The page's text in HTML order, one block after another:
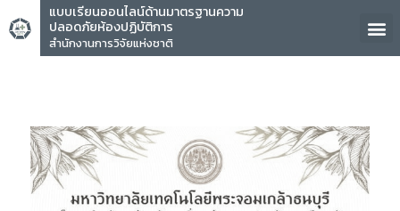
แบบเรียนออนไลน์ด้านมาตรฐานความ
ปลอดภัยห้องปฏิบัติการ
สำนักงานการวิจัยแห่งชาติ